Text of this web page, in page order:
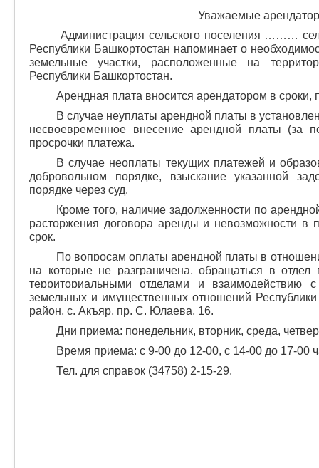
Уважаемые
Администрация сельского поселения ………
Республики Башкортостан напоминает о
земельные участки, расположенные на
Республики Башкортостан.
Арендная плата вносится арендатором в
В случае неуплаты арендной платы в
несвоевременное внесение арендной платы (за
просрочки платежа.
В случае неоплаты текущих платежей и
добровольном порядке, взыскание указанной
порядке через суд.
Кроме того, наличие задолженности по
расторжения договора аренды и невозможности
срок.
По вопросам оплаты арендной платы в
на которые не разграничена, обращаться в
территориальными отделами и взаимодействию
земельных и имущественных отношений
район, с. Акъяр, пр. С. Юлаева, 16.
Дни приема: понедельник, вторник, среда,
Время приема: с 9-00 до 12-00, с 14-00 до 17-00
Тел. для справок (34758) 2-15-29.